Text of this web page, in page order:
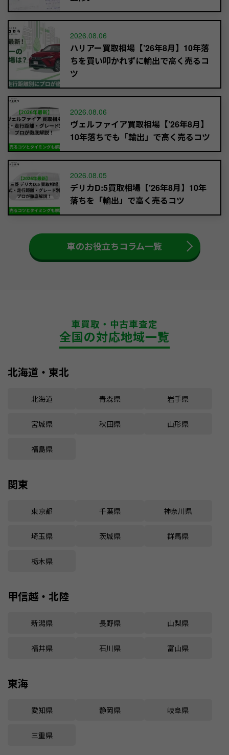
2026.08.06
ハリアー買取相場【’26年8月】10年落
ちを買い叩かれずに輸出で高く売るコ
ツ
2026.08.06
ヴェルファイア買取相場【’26年8月】
10年落ちでも「輸出」で高く売るコツ
2026.08.05
デリカD:5買取相場【’26年8月】10年
落ちを「輸出」で高く売るコツ
車のお役立ちコラム一覧
車買取・中古車査定
全国の対応地域一覧
北海道・東北
北海道 青森県 岩手県
宮城県 秋田県 山形県
福島県
関東
東京都 千葉県 神奈川県
埼玉県 茨城県 群馬県
栃木県
甲信越・北陸
新潟県 長野県 山梨県
福井県 石川県 富山県
東海
愛知県 静岡県 岐阜県
三重県